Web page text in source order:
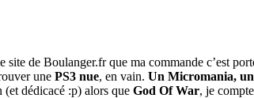
site de Boulanger.fr que ma commande c’est
une PS3 nue, en vain. Un Micromania,
dédicacé :p) alors que God Of War, je